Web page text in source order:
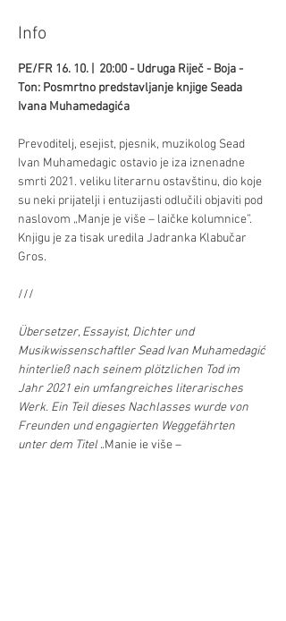
Info
PE/FR 16. 10. |  20:00 - Udruga Riječ - Boja -
Ton: Posmrtno predstavljanje knjige Seada
Ivana Muhamedagića
Prevoditelj, esejist, pjesnik, muzikolog Sead
Ivan Muhamedagic ostavio je iza iznenadne
smrti 2021. veliku literarnu ostavštinu, dio koje
su neki prijatelji i entuzijasti odlučili objaviti pod
naslovom „Manje je više – laičke kolumnice”.
Knjigu je za tisak uredila Jadranka Klabučar
Gros.
///
Übersetzer, Essayist, Dichter und
Musikwissenschaftler Sead Ivan Muhamedagić
hinterließ nach seinem plötzlichen Tod im
Jahr 2021 ein umfangreiches literarisches
Werk. Ein Teil dieses Nachlasses wurde von
Freunden und engagierten Weggefährten
unter dem Titel „Manje je više –